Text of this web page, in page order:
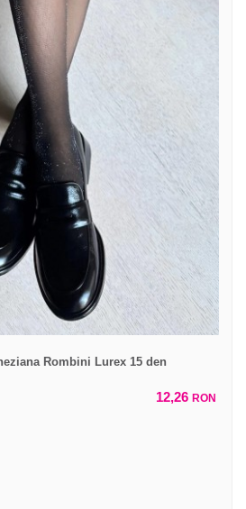
Rombini Lurex 15 den
12,26 RON